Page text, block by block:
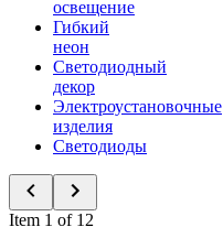
освещение
Гибкий
неон
Светодиодный
декор
Электроустановочные
изделия
Светодиоды
Item 1 of 12